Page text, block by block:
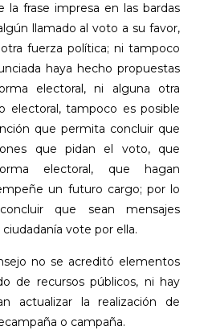
la frase impresa en las bardas
llamado al voto a su favor,
fuerza política; ni tampoco
haya hecho propuestas
electoral, ni alguna otra
electoral, tampoco es posible
que permita concluir que
que pidan el voto, que
electoral, que hagan
un futuro cargo; por lo
que sean mensajes
vote por ella.
no se acreditó elementos
de recursos públicos, ni hay
actualizar la realización de
o campaña.